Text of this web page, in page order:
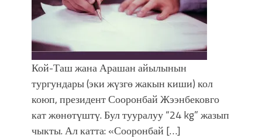
Кой-Таш жана Арашан айылынын
тургундары (эки жүзгө жакын киши) кол
коюп, президент Сооронбай Жээнбековго
кат жөнөтүштү. Бул тууралуу “24 kg” жазып
чыкты. Ал катта: «Сооронбай […]